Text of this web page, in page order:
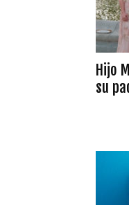
Hijo
su